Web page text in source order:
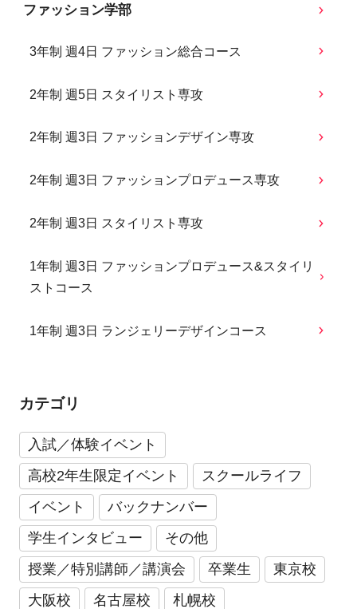
ファッション学部
3年制 週4日 ファッション総合コース
2年制 週5日 スタイリスト専攻
2年制 週3日 ファッションデザイン専攻
2年制 週3日 ファッションプロデュース専攻
2年制 週3日 スタイリスト専攻
1年制 週3日 ファッションプロデュース&スタイリ
ストコース
1年制 週3日 ランジェリーデザインコース
カテゴリ
入試／体験イベント
高校2年生限定イベント
スクールライフ
イベント
バックナンバー
学生インタビュー
その他
授業／特別講師／講演会
卒業生
東京校
大阪校
名古屋校 札幌校